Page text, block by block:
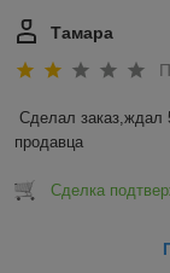
Тамара
Сделал заказ,ждал
продавца
Сделка